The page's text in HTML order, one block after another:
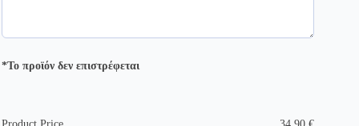
*Το προϊόν δεν επιστρέφεται